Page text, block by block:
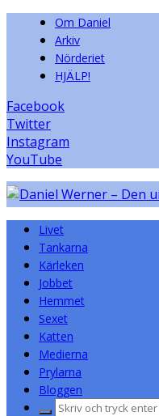
Om Daniel
Arkiv
Nörderiet
HJÄLP!
Facebook
Twitter
Instagram
YouTube
Livet
Tankarna
Kärleken
Jobbet
Hemmet
Sexet
Katten
Medierna
Prylarna
Bloggen
Sök